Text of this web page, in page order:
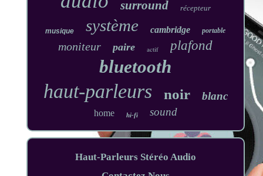
surround récepteur
musique système cambridge portable
moniteur paire actif plafond
bluetooth
haut-parleurs noir blanc
home hi-fi sound
Haut-Parleurs Stéréo Audio